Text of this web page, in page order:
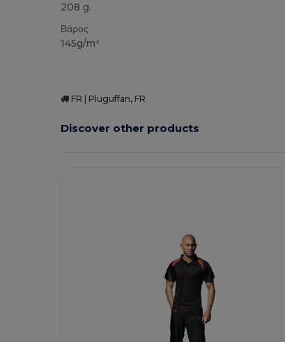
208 g.
Βάρος
145g/m²
FR | Pluguffan, FR
Discover other products